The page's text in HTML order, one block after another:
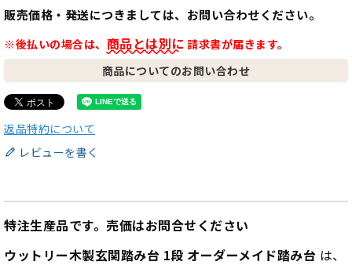
販売価格・発送につきましては、お問い合わせください。
※後払いの場合は、 商品とは別に 請求書が届きます。
商品についてのお問い合わせ
返品特約について
レビューを書く
特注生産品です。売価はお問合せください
ウットリー木製玄関踏み台 1段 オーダーメイド踏み台 は、